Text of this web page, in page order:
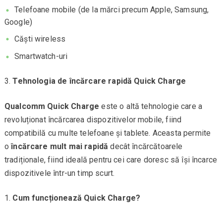
Telefoane mobile (de la mărci precum Apple, Samsung,
Google)
Căști wireless
Smartwatch-uri
Tehnologia de încărcare rapidă Quick Charge
Qualcomm Quick Charge este o altă tehnologie care a
revoluționat încărcarea dispozitivelor mobile, fiind
compatibilă cu multe telefoane și tablete. Aceasta permite
oîncărcare mult mai rapidă decât încărcătoarele
tradiționale, fiind ideală pentru cei care doresc să își încarce
dispozitivele într-un timp scurt.
Cum funcționează Quick Charge?